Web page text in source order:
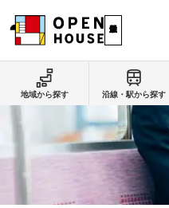
地域から探す 沿線・駅から探す